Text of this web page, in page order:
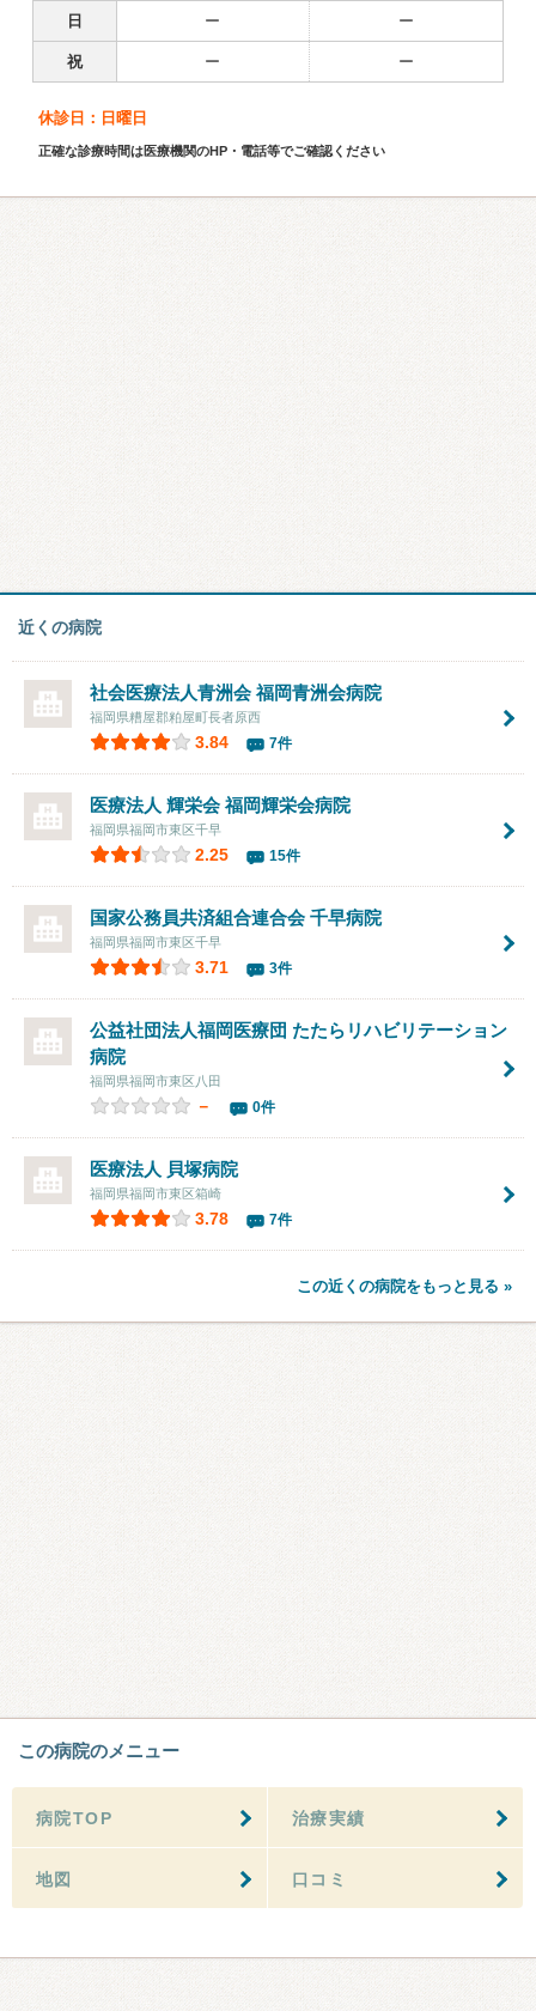
日 ー ー
祝 ー ー
休診日：日曜日
正確な診療時間は医療機関のHP・電話等でご確認ください
近くの病院
社会医療法人青洲会 福岡青洲会病院
福岡県糟屋郡粕屋町長者原西
3.84 7件
医療法人 輝栄会福岡輝栄会病院
福岡県福岡市東区千早
2.25 15件
国家公務員共済組合連合会 千早病院
福岡県福岡市東区千早
3.71 3件
公益社団法人福岡医療団 たたらリハビリテーション
病院
福岡県福岡市東区八田
－ 0件
医療法人 貝塚病院
福岡県福岡市東区箱崎
3.78 7件
この近くの病院をもっと見る »
この病院のメニュー
病院TOP 治療実績
地図 口コミ